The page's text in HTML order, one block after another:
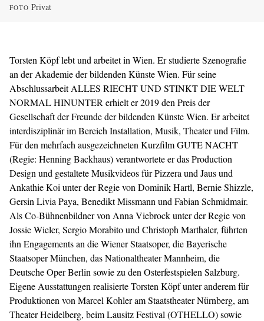
FOTO Privat
Torsten Köpf lebt und arbeitet in Wien. Er studierte Szenografie
an der Akademie der bildenden Künste Wien. Für seine
Abschlussarbeit ALLES RIECHT UND STINKT DIE WELT
NORMAL HINUNTER erhielt er 2019 den Preis der
Gesellschaft der Freunde der bildenden Künste Wien. Er arbeitet
interdisziplinär im Bereich Installation, Musik, Theater und Film.
Für den mehrfach ausgezeichneten Kurzfilm GUTE NACHT
(Regie: Henning Backhaus) verantwortete er das Production
Design und gestaltete Musikvideos für Pizzera und Jaus und
Ankathie Koi unter der Regie von Dominik Hartl, Bernie Shizzle,
Gersin Livia Paya, Benedikt Missmann und Fabian Schmidmair.
Als Co-Bühnenbildner von Anna Viebrock unter der Regie von
Jossie Wieler, Sergio Morabito und Christoph Marthaler, führten
ihn Engagements an die Wiener Staatsoper, die Bayerische
Staatsoper München, das Nationaltheater Mannheim, die
Deutsche Oper Berlin sowie zu den Osterfestspielen Salzburg.
Eigene Ausstattungen realisierte Torsten Köpf unter anderem für
Produktionen von Marcel Kohler am Staatstheater Nürnberg, am
Theater Heidelberg, beim Lausitz Festival (OTHELLO) sowie